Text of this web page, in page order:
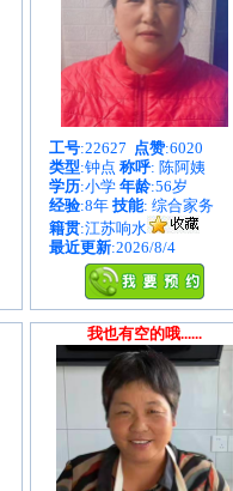
工号:22627 点赞:6020
类型:钟点 称呼: 陈阿姨
学历:小学 年龄:56岁
经验:8年 技能: 综合家务
籍贯:江苏响水
最近更新:2026/8/4
我也有空的哦......